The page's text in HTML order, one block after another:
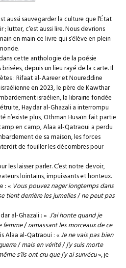
aussi sauvegarder la culture que l’État
lutter, c’est aussi lire. Nous devrions
en main ce livre qui s’élève en plein
cette anthologie de la poésie
depuis un lieu rayé de la carte. Il
: Rifaat al-Aareer et Noureddine
en 2023, le père de Kawthar
israélien, la librairie fondée
Haydar al-Ghazali a interrompu
n’existe plus, Othman Husaïn fait partie
en camp, Alaa al-Qatraoui a perdu
de sa maison, les forces
de fouiller les décombres pour
les laisser parler. C’est notre devoir,
lointains, impuissants et honteux.
: « Vous pouvez nager longtemps dans
tient derrière les jumelles/ne peut pas
al-Ghazali : « J’ai honte quand je
femme/ramassant les morceaux de ce
Alaa al-Qatraoui : «Je ne vais pas bien
/mais en vérité/j’y suis morte
s’ils ont cru que j’y ai survécu», je